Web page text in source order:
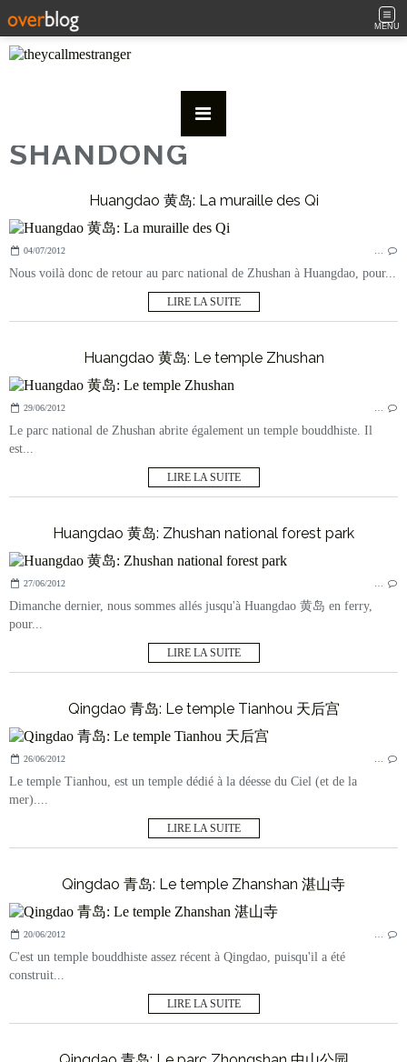
MENU
SHANDONG
Huangdao 黄岛: La muraille des Qi
04/07/2012 …
Nous voilà donc de retour au parc national de Zhushan à Huangdao, pour...
LIRE LA SUITE
Huangdao 黄岛: Le temple Zhushan
29/06/2012 …
Le parc national de Zhushan abrite également un temple bouddhiste. Il
est...
LIRE LA SUITE
Huangdao 黄岛: Zhushan national forest park
27/06/2012 …
Dimanche dernier, nous sommes allés jusqu'à Huangdao 黄岛 en ferry,
pour...
LIRE LA SUITE
Qingdao 青岛: Le temple Tianhou 天后宫
26/06/2012 …
Le temple Tianhou, est un temple dédié à la déesse du Ciel (et de la
mer)....
LIRE LA SUITE
Qingdao 青岛: Le temple Zhanshan 湛山寺
20/06/2012 …
C'est un temple bouddhiste assez récent à Qingdao, puisqu'il a été
construit...
LIRE LA SUITE